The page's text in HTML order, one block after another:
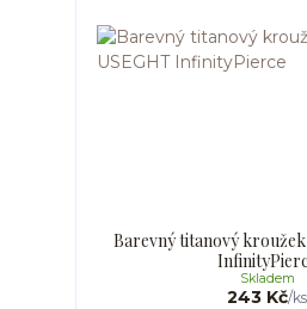
Barevný titanový kroužek
243 Kč/ks
Skladem